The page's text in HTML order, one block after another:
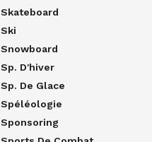
Skateboard
Ski
Snowboard
Sp. D'hiver
Sp. De Glace
Spéléologie
Sponsoring